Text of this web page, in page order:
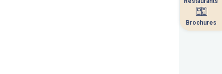
Brochures